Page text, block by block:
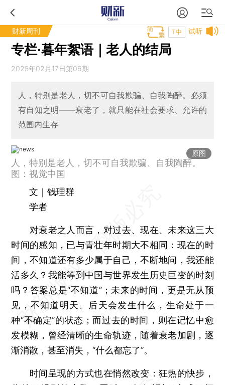
财新周刊 试听
T中
专栏·暮年絮语｜老人的结局
2025年02月17日第06期
人，特别是老人，切不可自我欺骗、自我陶醉。必须
有自知之明——衰老了，就只能在社会要求、允许的
范围内生存
原图
人，特别是老人，切不可自我欺骗、自我陶醉。
图：视觉中国
文｜钱理群
学者
对衰老之人而言，对过去、现在、未来这三大
时间的感知，已与青壮年时期大不相同：现在的时
间，不知道还有多少属于自己，不断地问，我还能
活多久？我能等到中国与世界发生历史巨变的时刻
吗？答案总是“不知道”；未来的时间，更是无从预
见，不知道明天、后天会发生什么，生命处于一
种“不确定”的状态；而过去的时间，则在记忆中愈
发模糊，曾经清晰的生命轨迹，随着衰老加剧，逐
渐消散，甚至消失，“什么都忘了”。
时间呈现的方式也在悄然改变：狂热的快步，